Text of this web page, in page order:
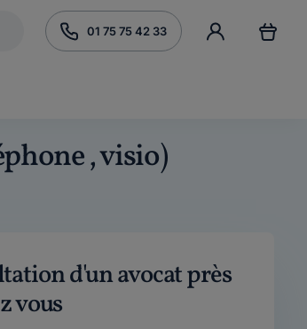
01 75 75 42 33
, visio)
d'un avocat près
vous